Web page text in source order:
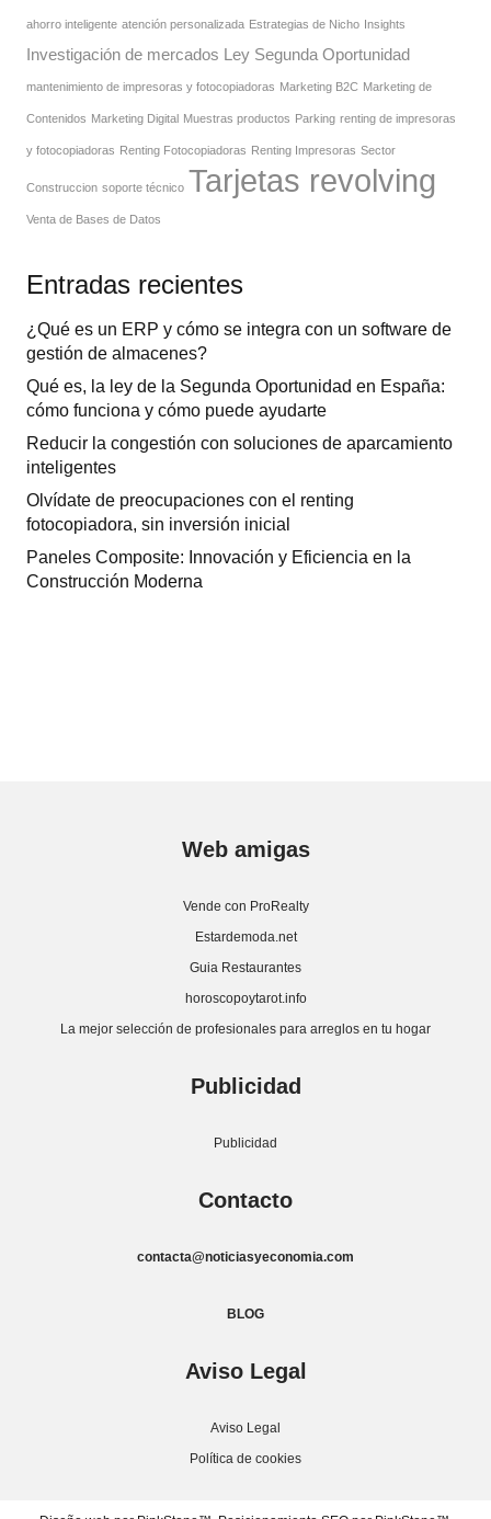
ahorro inteligente atención personalizada Estrategias de Nicho Insights
Investigación de mercados Ley Segunda Oportunidad
mantenimiento de impresoras y fotocopiadoras Marketing B2C Marketing de
Contenidos Marketing Digital Muestras productos Parking renting de impresoras
y fotocopiadoras Renting Fotocopiadoras Renting Impresoras Sector
Construccion soporte técnico Tarjetas revolving
Venta de Bases de Datos
Entradas recientes
¿Qué es un ERP y cómo se integra con un software de
gestión de almacenes?
Qué es, la ley de la Segunda Oportunidad en España:
cómo funciona y cómo puede ayudarte
Reducir la congestión con soluciones de aparcamiento
inteligentes
Olvídate de preocupaciones con el renting
fotocopiadora, sin inversión inicial
Paneles Composite: Innovación y Eficiencia en la
Construcción Moderna
Web amigas
Vende con ProRealty
Estardemoda.net
Guia Restaurantes
horoscopoytarot.info
La mejor selección de profesionales para arreglos en tu hogar
Publicidad
Publicidad
Contacto
contacta@noticiasyeconomia.com
BLOG
Aviso Legal
Aviso Legal
Política de cookies